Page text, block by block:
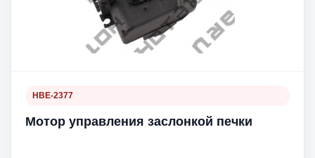
HBE-2377
Мотор управления заслонкой печки